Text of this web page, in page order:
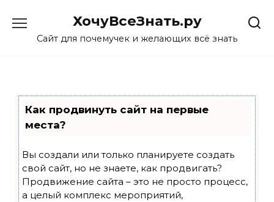
content
ХочуВсеЗнать.ру
Сайт для почемучек и желающих всё знать
Как продвинуть сайт на первые
места?
Вы создали или только планируете создать
свой сайт, но не знаете, как продвигать?
Продвижение сайта – это не просто процесс,
а целый комплекс мероприятий,